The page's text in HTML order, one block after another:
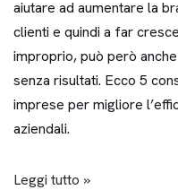
aiutare ad aumentare la
clienti e quindi a far
improprio, può però
senza risultati. Ecco 5
imprese per migliore
aziendali.
Leggi tutto »